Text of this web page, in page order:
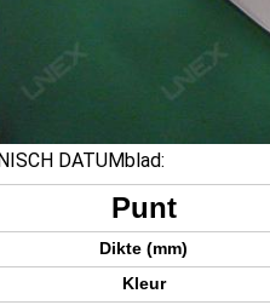
DATUMblad:
Punt
Dikte (mm)
Kleur